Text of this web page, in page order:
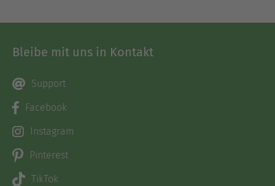
Bleibe mit uns in Kontakt
Support
Facebook
Instagram
Pinterest
TikTok